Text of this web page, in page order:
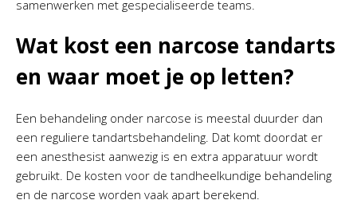
samenwerken met gespecialiseerde teams.
Wat kost een narcose tandarts
en waar moet je op letten?
Een behandeling onder narcose is meestal duurder dan
een reguliere tandartsbehandeling. Dat komt doordat er
een anesthesist aanwezig is en extra apparatuur wordt
gebruikt. De kosten voor de tandheelkundige behandeling
en de narcose worden vaak apart berekend.